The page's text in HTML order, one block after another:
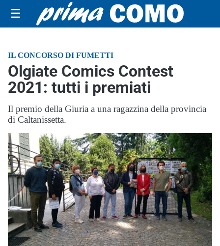
☰
IL CONCORSO DI FUMETTI
Olgiate Comics Contest
2021: tutti i premiati
Il premio della Giuria a una ragazzina della provincia
di Caltanissetta.